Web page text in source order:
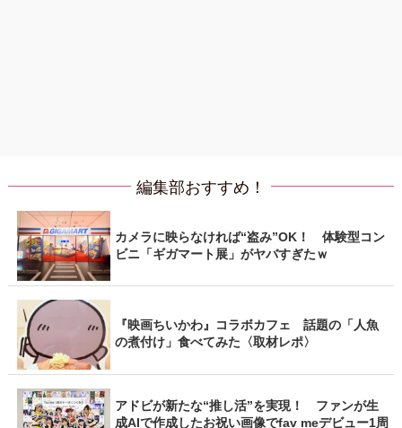
編集部おすすめ！
カメラに映らなければ“盗み”OK！ 体験型コン
ビニ「ギガマート展」がヤバすぎたｗ
『映画ちいかわ』コラボカフェ 話題の「人魚
の煮付け」食べてみた〈取材レポ〉
アドビが新たな“推し活”を実現！ ファンが生
成AIで作成したお祝い画像でfav meデビュー1周